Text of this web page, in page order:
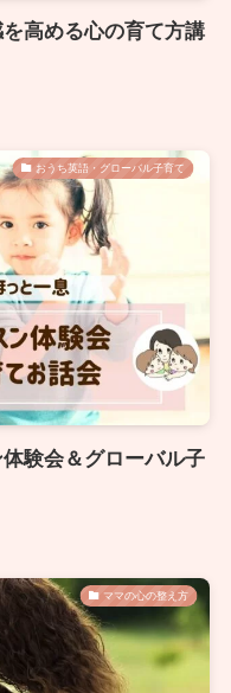
高める心の育て方講
おうち英語・グローバル子育て
験会＆グローバル子
ママの心の整え方